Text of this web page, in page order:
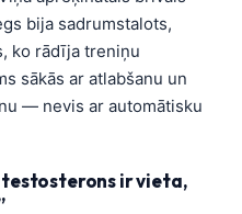
bija sadrumstalots,
ko rādīja treniņu
sākās ar atlabšanu un
— nevis ar automātisku
ir vieta,